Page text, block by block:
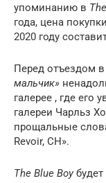
упоминанию в
года, цена
2020 году
Перед отъездом
мальчик»
галерее , где его
галереи Чарльз
прощальные
Revoir, CH».
The Blue Boyбудет